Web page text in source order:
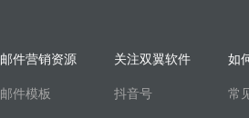
邮件营销资源
邮件模板
关注双翼软件
抖音号
如
常